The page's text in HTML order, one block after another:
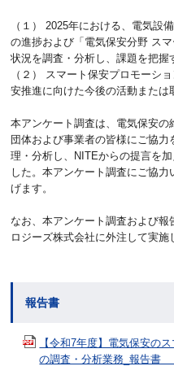
（１） 2025年における、電気設
の進捗および「電気保安分野 ス
状況を調査・分析し、課題を把握
（２） スマート保安プロモーシ
安推進に向けた今後の活動または
本アンケート調査は、電気保安
団体および事業者の皆様にご協
理・分析し、NITEからの提言を
した。本アンケート調査にご協
げます。
なお、本アンケート調査および
ロジーズ株式会社に外注して実施
報告書
【令和7年度】電気保安の
の調査・分析業務_報告書